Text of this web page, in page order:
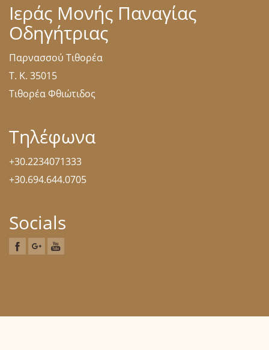
Ιεράς Μονής Παναγίας
Οδηγήτριας
Παρνασσού Τιθορέα
Τ. Κ. 35015
Τιθορέα Φθιώτιδος
Τηλέφωνα
+30.2234071333
+30.694.644.0705
Socials